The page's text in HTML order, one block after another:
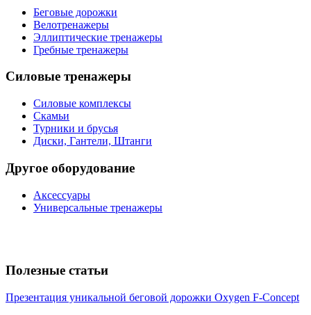
Беговые дорожки
Велотренажеры
Эллиптические тренажеры
Гребные тренажеры
Силовые тренажеры
Силовые комплексы
Скамьи
Турники и брусья
Диски, Гантели, Штанги
Другое оборудование
Аксессуары
Универсальные тренажеры
Полезные статьи
Презентация уникальной беговой дорожки Oxygen F-Concept